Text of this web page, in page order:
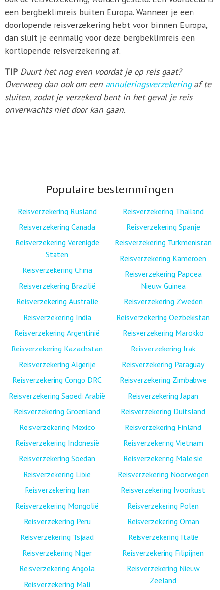
een bergbeklimreis buiten Europa. Wanneer je een
doorlopende reisverzekering hebt voor binnen Europa,
dan sluit je eenmalig voor deze bergbeklimreis een
kortlopende reisverzekering af.
TIP Duurt het nog even voordat je op reis gaat?
Overweeg dan ook om een annuleringsverzekeringaf te
sluiten, zodat je verzekerd bent in het geval je reis
onverwachts niet door kan gaan.
Populaire bestemmingen
Reisverzekering Rusland
Reisverzekering Canada
Reisverzekering Verenigde
Staten
Reisverzekering China
Reisverzekering Brazilië
Reisverzekering Australië
Reisverzekering India
Reisverzekering Argentinië
Reisverzekering Kazachstan
Reisverzekering Algerije
Reisverzekering Congo DRC
Reisverzekering Saoedi Arabië
Reisverzekering Groenland
Reisverzekering Mexico
Reisverzekering Indonesië
Reisverzekering Soedan
Reisverzekering Libië
Reisverzekering Iran
Reisverzekering Mongolië
Reisverzekering Peru
Reisverzekering Tsjaad
Reisverzekering Niger
Reisverzekering Angola
Reisverzekering Mali
Reisverzekering Thailand
Reisverzekering Spanje
Reisverzekering Turkmenistan
Reisverzekering Kameroen
Reisverzekering Papoea
Nieuw Guinea
Reisverzekering Zweden
Reisverzekering Oezbekistan
Reisverzekering Marokko
Reisverzekering Irak
Reisverzekering Paraguay
Reisverzekering Zimbabwe
Reisverzekering Japan
Reisverzekering Duitsland
Reisverzekering Finland
Reisverzekering Vietnam
Reisverzekering Maleisië
Reisverzekering Noorwegen
Reisverzekering Ivoorkust
Reisverzekering Polen
Reisverzekering Oman
Reisverzekering Italië
Reisverzekering Filipijnen
Reisverzekering Nieuw
Zeeland